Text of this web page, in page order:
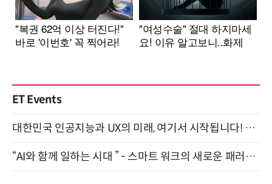
ET Events
대한민국 인공지능과 UX의 미래, 여기서 시작됩니다! UX Korea 2026 - Fall 9월 2일 개최
“AI와 함께 일하는 시대 ” - 스마트 워크의 새로운 패러다임 (9/11)